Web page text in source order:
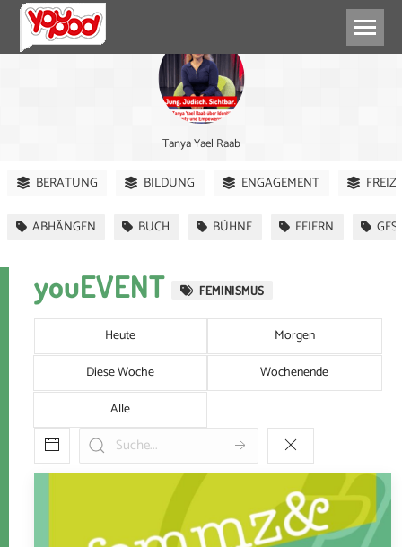
Tanya Yael Raab
BERATUNG BILDUNG ENGAGEMENT
ABHÄNGEN BUCH BÜHNE FEIERN
youEVENT FEMINISMUS
Heute
Morgen
Diese Woche
Wochenende
Alle